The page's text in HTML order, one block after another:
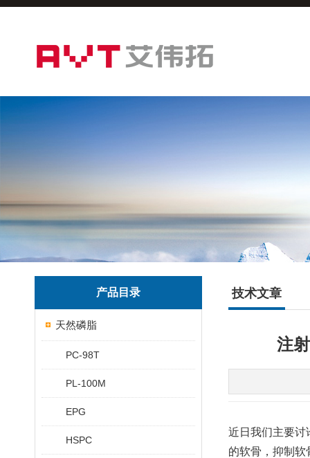
产品目录
天然磷脂
PC-98T
PL-100M
EPG
HSPC
技术文章
注
近日我们主要讨
的软骨，抑制软